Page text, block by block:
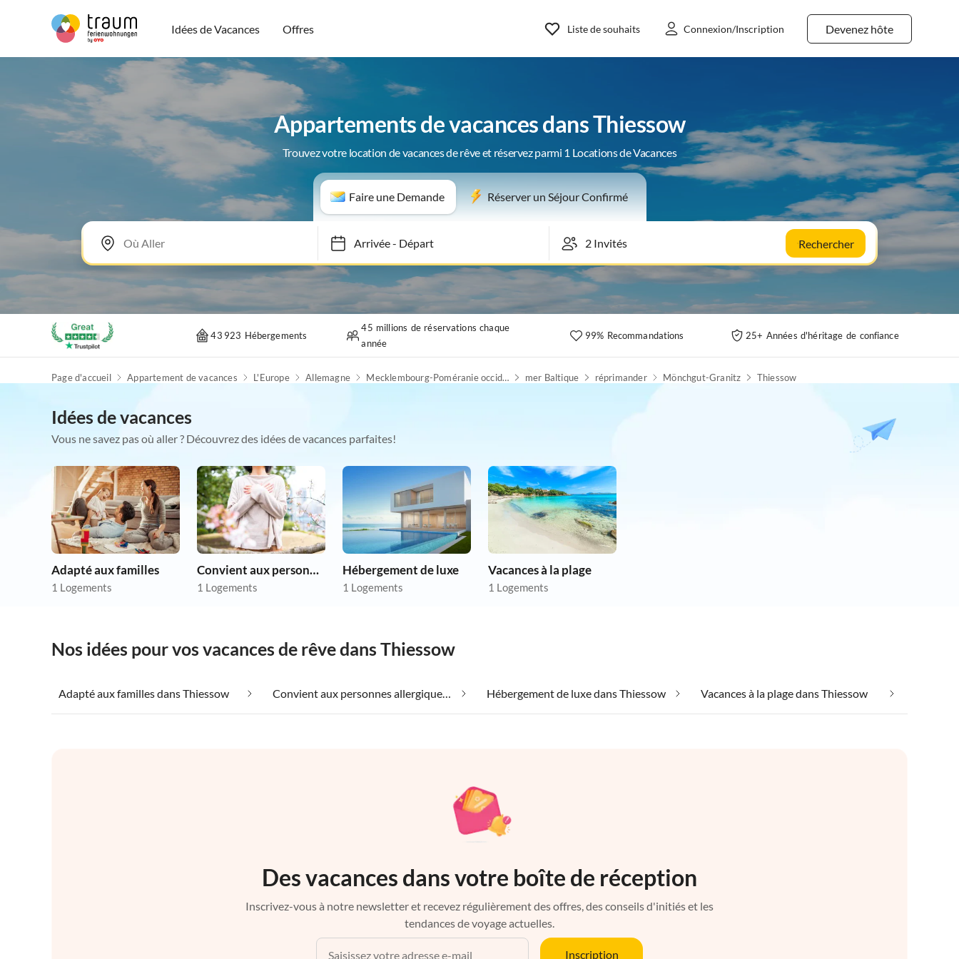
Idées de Vacances Offres Devenez hôte
Liste de souhaits Connexion/Inscription
Appartements de vacances dans Thiessow
Trouvez votre location de vacances de rêve et réservez parmi 1 Locations de Vacances
Faire une Demande Réserver un Séjour Confirmé
Arrivée-Départ Rechercher
43 923 Hébergements
45 millions de réservations chaque
année
99% Recommandations 25+ Années d'héritage de confiance
Page d'accueil Appartement de vacances L'Europe Allemagne Mecklembourg-Poméranie occidentale mer Baltique réprimander Mönchgut-Granitz Thiessow
Idées de vacances
Vous ne savez pas où aller ? Découvrez des idées de vacances parfaites!
Adapté aux familles
1 Logements
Convient aux personnes allergiques
1 Logements
Hébergement de luxe
1 Logements
Vacances à la plage
1 Logements
Nos idées pour vos vacances de rêve dans Thiessow
Adapté aux familles dans Thiessow Convient aux personnes allergiques dans Thiessow Hébergement de luxe dans Thiessow Vacances à la plage dans Thiessow
Des vacances dans votre boîte de réception
Inscrivez-vous à notre newsletter et recevez régulièrement des offres, des conseils d'initiés et les
tendances de voyage actuelles.
Inscription